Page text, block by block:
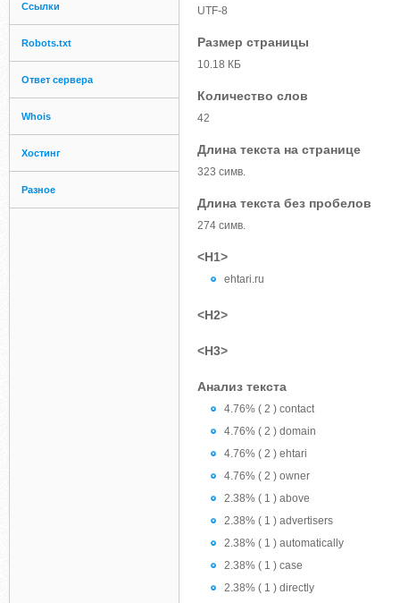
Ссылки
Robots.txt
Ответ сервера
Whois
Хостинг
Разное
UTF-8
Размер страницы
10.18 КБ
Количество слов
42
Длина текста на странице
323 симв.
Длина текста без пробелов
274 симв.
<H1>
ehtari.ru
<H2>
<H3>
Анализ текста
4.76% ( 2 ) contact
4.76% ( 2 ) domain
4.76% ( 2 ) ehtari
4.76% ( 2 ) owner
2.38% ( 1 ) above
2.38% ( 1 ) advertisers
2.38% ( 1 ) automatically
2.38% ( 1 ) case
2.38% ( 1 ) directly